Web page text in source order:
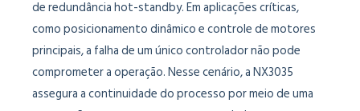
de redundância hot-standby. Em aplicações críticas,
como posicionamento dinâmico e controle de motores
principais, a falha de um único controlador não pode
comprometer a operação. Nesse cenário, a NX3035
assegura a continuidade do processo por meio de uma